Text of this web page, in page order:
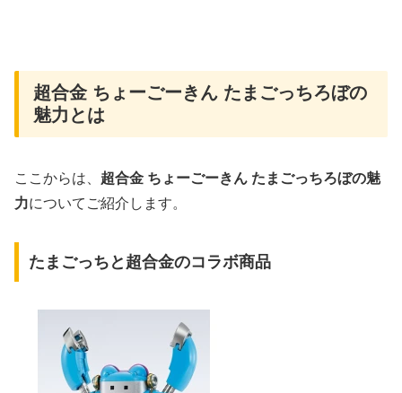
超合金 ちょーごーきん たまごっちろぼの
魅力とは
ここからは、 超合金 ちょーごーきん たまごっちろぼの魅
力についてご紹介します。
たまごっちと超合金のコラボ商品